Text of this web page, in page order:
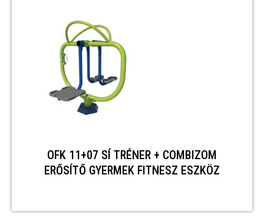
OFK 11+07 SÍ TRÉNER + COMBIZOM
ERŐSÍTŐ GYERMEK FITNESZ ESZKÖZ